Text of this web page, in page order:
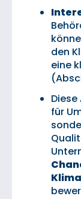
den
eine
für